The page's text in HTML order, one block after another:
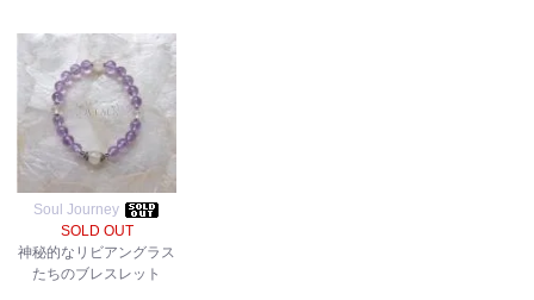
Soul Journey
SOLD OUT
神秘的なリビアングラス
たちのブレスレット